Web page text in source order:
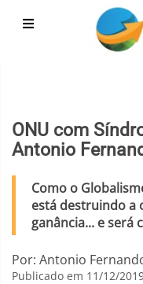
ONU com
Antonio
Como o
está destruindo a
ganância... e
Por: Antonio
Publicado em 11/12/